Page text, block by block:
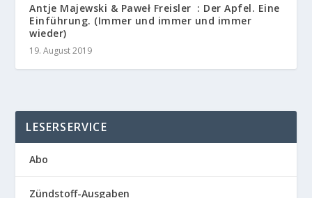
Antje Majewski & Paweł Freisler : Der Apfel. Eine
Einführung. (Immer und immer und immer
wieder)
19. August 2019
LESERSERVICE
Abo
Zündstoff-Ausgaben